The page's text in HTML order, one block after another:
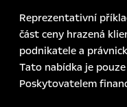
Reprezentativní
část ceny hrazená
podnikatele a
Tato nabídka je
Poskytovatelem